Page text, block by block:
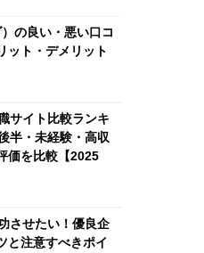
の良い・悪い口コ
ット・デメリット
サイト比較ランキ
半・未経験・高収
価を比較【2025
させたい！優良企
と注意すべきポイ